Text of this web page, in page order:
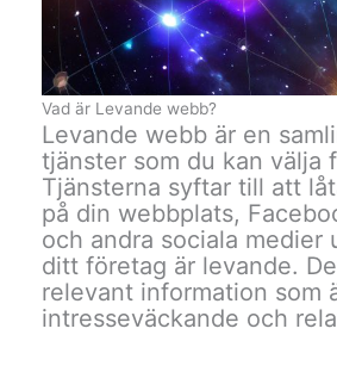
Vad är Levande webb?
Levande webb är en
tjänster som du kan välja
Tjänsterna syftar till att
på din webbplats,
och andra sociala medier
ditt företag är levande.
relevant information som
intresseväckande och